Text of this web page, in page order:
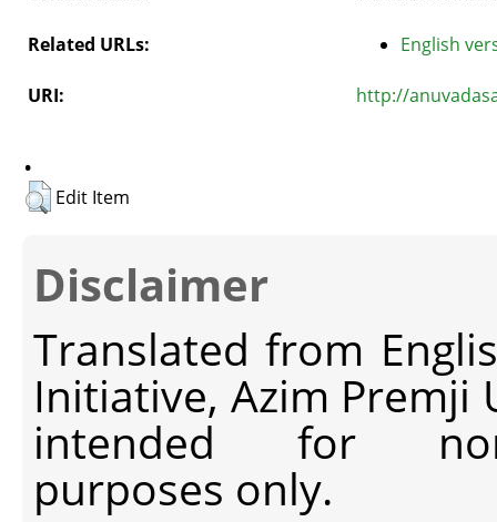
Related URLs: English
URI: http://
.
Edit Item
Disclaimer
Translated from
Initiative, Azim Premji
intended for non-
purposes only.